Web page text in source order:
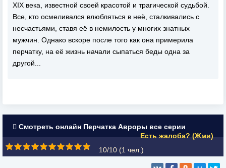
XIX века, известной своей красотой и трагической судьбой.
Все, кто осмеливался влюбляться в неё, сталкивались с
несчастьями, ставя её в немилость у многих знатных
мужчин. Однако вскоре после того как она примерила
перчатку, на её жизнь начали сыпаться беды одна за
другой...
Смотреть онлайн Перчатка Авроры все серии
Есть жалоба? (Жми)
10/10 (1 чел.)